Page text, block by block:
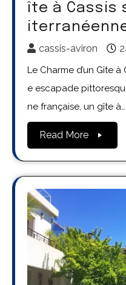
îte à Cassis
cassis-aviron
Le Charme d’un Gîte
e escapade
ne française, un gîte à…
Read More